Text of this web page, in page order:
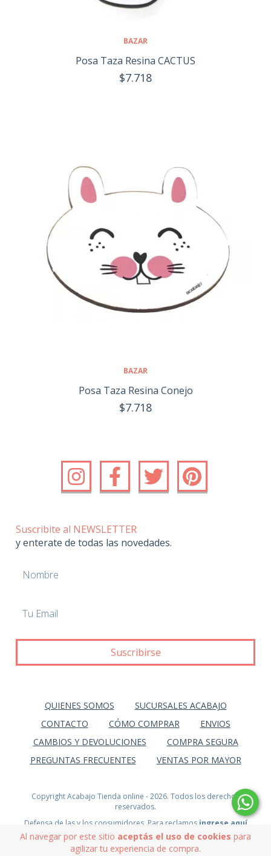
Al navegar por este sitio aceptás el uso de cookies para
agilizar tu experiencia de compra.
BAZAR
Posa Taza Resina CACTUS
$7.718
BAZAR
Posa Taza Resina Conejo
$7.718
Suscribite al NEWSLETTER
y enterate de todas las novedades.
QUIENES SOMOS
SUCURSALES ACABAJO
CONTACTO
CÓMO COMPRAR
ENVIOS
CAMBIOS Y DEVOLUCIONES
COMPRA SEGURA
PREGUNTAS FRECUENTES
VENTAS POR MAYOR
Copyright Acabajo Tienda online - 2026. Todos los derechos
reservados.
Defensa de las y los consumidores. Para reclamos ingrese aquí